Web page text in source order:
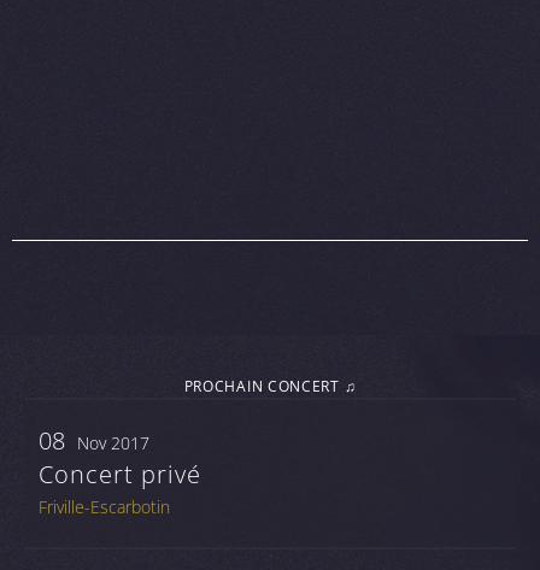
PROCHAIN CONCERT ♫
08 Nov 2017
Concert privé
Friville-Escarbotin